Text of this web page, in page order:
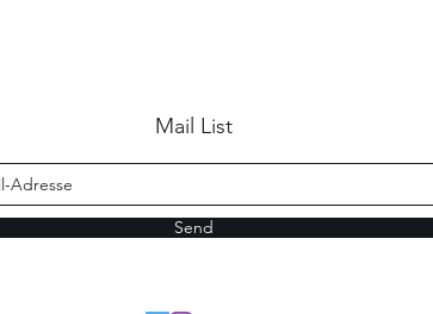
Mail List
Send